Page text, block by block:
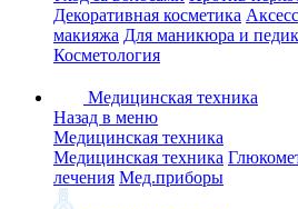
Декоративная косметика
макияжа Для маникюра и
Косметология
Медицинская техника
Назад в меню
Медицинская техника
Медицинская техника
лечения Мед.приборы